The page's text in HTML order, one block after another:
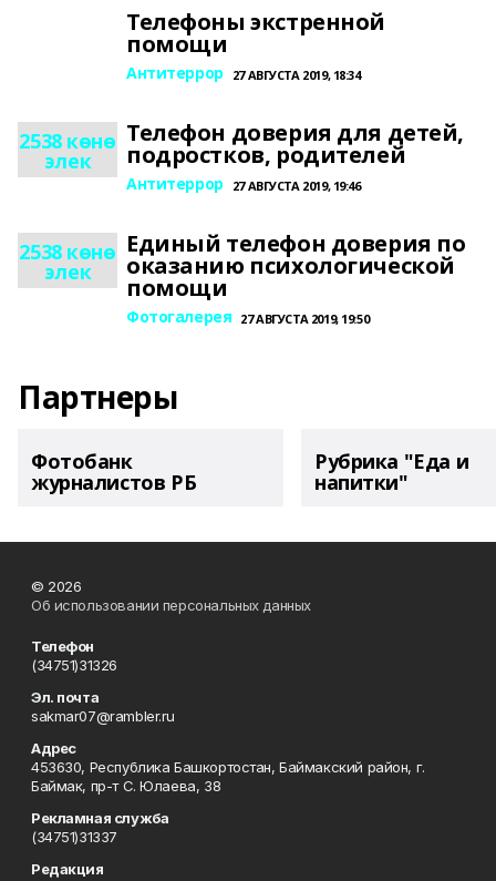
Телефоны экстренной
помощи
Антитеррор 27 АВГУСТА 2019, 18:34
2538 көнө
элек
Телефон доверия для детей,
подростков, родителей
Антитеррор 27 АВГУСТА 2019, 19:46
2538 көнө
элек
Единый телефон доверия по
оказанию психологической
помощи
Фотогалерея 27 АВГУСТА 2019, 19:50
Партнеры
Фотобанк
журналистов РБ
Рубрика "Еда и
напитки"
© 2026
Об использовании персональных данных
Телефон
(34751)31326
Эл. почта
sakmar07@rambler.ru
Адрес
453630, Республика Башкортостан, Баймакский район, г.
Баймак, пр-т С. Юлаева, 38
Рекламная служба
(34751)31337
Редакция